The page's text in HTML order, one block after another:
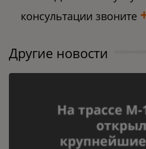
консультации звоните
Другие новости